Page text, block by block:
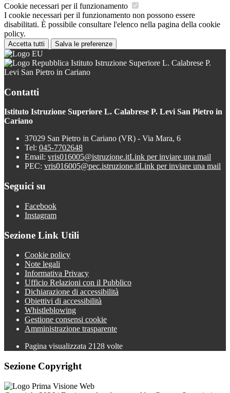
Cookie necessari per il funzionamento
I cookie necessari per il funzionamento non possono essere
disabilitati. È possibile consultare l'elenco nella pagina della cookie
policy.
Accetta tutti Salva le preferenze
Istituto Istruzione Superiore L. Calabrese P.
Levi San Pietro in Cariano
Contatti
Istituto Istruzione Superiore L. Calabrese P. Levi San Pietro in
Cariano
37029 San Pietro in Cariano (VR) - Via Mara, 6
Tel: 045-7702648
Email: vris016005@istruzione.itLink per inviare una mail
PEC: vris016005@pec.istruzione.itLink per inviare una mail
Seguici su
Facebook
Instagram
Sezione Link Utili
Cookie policy
Note legali
Informativa Privacy
Ufficio Relazioni con il Pubblico
Dichiarazione di accessibilità
Obiettivi di accessibilità
Whistleblowing
Gestione consensi cookie
Amministrazione trasparente
Pagina visualizzata 2128 volte
Sezione Copyright